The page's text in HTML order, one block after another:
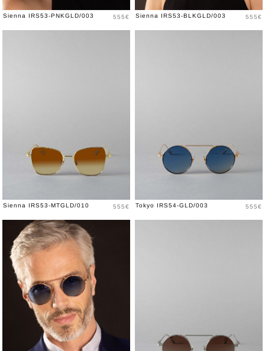
Sienna IRS53-PNKGLD/003 Price
555€ Sienna IRS53-BLKGLD/003 Price
555€
Sienna IRS53-MTGLD/010 Price
555€ Tokyo IRS54-GLD/003 Price
555€